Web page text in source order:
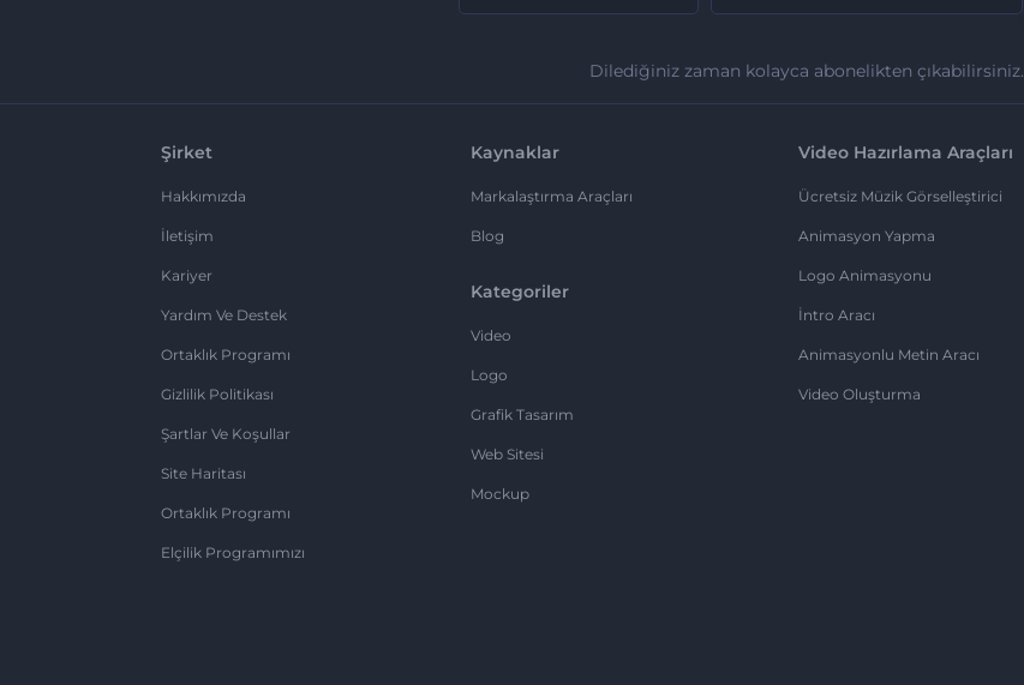
Dilediğiniz zaman kolayca abonelikten çıkabilirsiniz.
Şirket
Hakkımızda
İletişim
Kariyer
Yardım Ve Destek
Ortaklık Programı
Gizlilik Politikası
Şartlar Ve Koşullar
Site Haritası
Ortaklık Programı
Elçilik Programımızı
Kaynaklar
Markalaştırma Araçları
Blog
Kategoriler
Video
Logo
Grafik Tasarım
Web Sitesi
Mockup
Video Hazırlama Araçları
Ücretsiz Müzik Görselleştirici
Animasyon Yapma
Logo Animasyonu
İntro Aracı
Animasyonlu Metin Aracı
Video Oluşturma